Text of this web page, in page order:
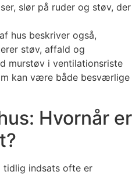
slør på ruder og støv, der
hus beskriver også,
støv, affald og
murstøv i ventilationsriste
kan være både besværlige
Hvornår er
indsats ofte er